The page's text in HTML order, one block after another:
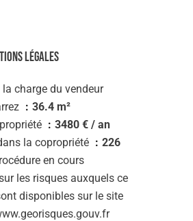
légales
charge du vendeur
36.4 m²
3480 € / an
la copropriété
226
en cours
les risques auxquels ce
disponibles sur le site